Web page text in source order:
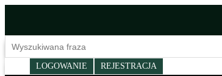
LOGOWANIE REJESTRACJA